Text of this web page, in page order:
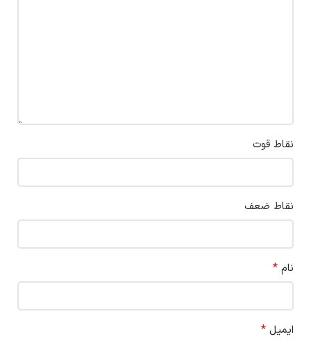
نقاط قوت
نقاط ضعف
نام *
ایمیل *